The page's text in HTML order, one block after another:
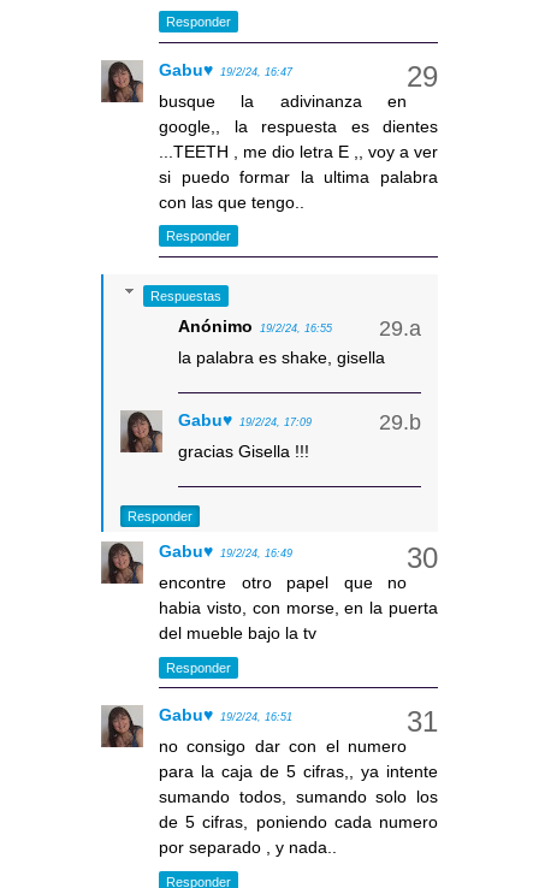
Responder
Gabu♥ 19/2/24, 16:47
busque la adivinanza en
google,, la respuesta es dientes
...TEETH , me dio letra E ,, voy a ver
si puedo formar la ultima palabra
con las que tengo..
Responder
Respuestas
Anónimo 19/2/24, 16:55
la palabra es shake, gisella
Gabu♥ 19/2/24, 17:09
gracias Gisella !!!
Responder
Gabu♥ 19/2/24, 16:49
encontre otro papel que no
habia visto, con morse, en la puerta
del mueble bajo la tv
Responder
Gabu♥ 19/2/24, 16:51
no consigo dar con el numero
para la caja de 5 cifras,, ya intente
sumando todos, sumando solo los
de 5 cifras, poniendo cada numero
por separado , y nada..
Responder